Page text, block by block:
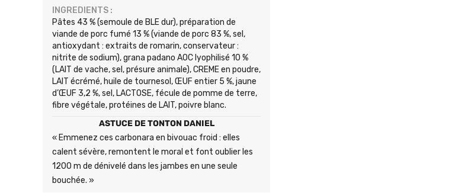
INGREDIENTS :
Pâtes 43 % (semoule de BLE dur), préparation de
viande de porc fumé 13 % (viande de porc 83 %, sel,
antioxydant : extraits de romarin, conservateur :
nitrite de sodium), grana padano AOC lyophilisé 10 %
(LAIT de vache, sel, présure animale), CREME en poudre,
LAIT écrémé, huile de tournesol, ŒUF entier 5 %, jaune
d’ŒUF 3,2 %, sel, LACTOSE, fécule de pomme de terre,
fibre végétale, protéines de LAIT, poivre blanc.
ASTUCE DE TONTON DANIEL
« Emmenez ces carbonara en bivouac froid : elles
calent sévère, remontent le moral et font oublier les
1200 m de dénivelé dans les jambes en une seule
bouchée. »